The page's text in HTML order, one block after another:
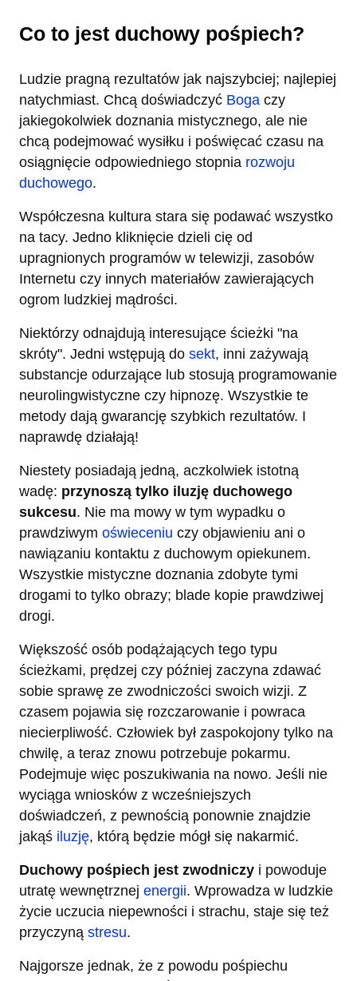
Co to jest duchowy pośpiech?
Ludzie pragną rezultatów jak najszybciej; najlepiej
natychmiast. Chcą doświadczyć Boga czy
jakiegokolwiek doznania mistycznego, ale nie
chcą podejmować wysiłku i poświęcać czasu na
osiągnięcie odpowiedniego stopnia rozwoju
duchowego.
Współczesna kultura stara się podawać wszystko
na tacy. Jedno kliknięcie dzieli cię od
upragnionych programów w telewizji, zasobów
Internetu czy innych materiałów zawierających
ogrom ludzkiej mądrości.
Niektórzy odnajdują interesujące ścieżki "na
skróty". Jedni wstępują do sekt, inni zażywają
substancje odurzające lub stosują programowanie
neurolingwistyczne czy hipnozę. Wszystkie te
metody dają gwarancję szybkich rezultatów. I
naprawdę działają!
Niestety posiadają jedną, aczkolwiek istotną
wadę: przynoszą tylko iluzję duchowego
sukcesu. Nie ma mowy w tym wypadku o
prawdziwym oświeceniu czy objawieniu ani o
nawiązaniu kontaktu z duchowym opiekunem.
Wszystkie mistyczne doznania zdobyte tymi
drogami to tylko obrazy; blade kopie prawdziwej
drogi.
Większość osób podążających tego typu
ścieżkami, prędzej czy później zaczyna zdawać
sobie sprawę ze zwodniczości swoich wizji. Z
czasem pojawia się rozczarowanie i powraca
niecierpliwość. Człowiek był zaspokojony tylko na
chwilę, a teraz znowu potrzebuje pokarmu.
Podejmuje więc poszukiwania na nowo. Jeśli nie
wyciąga wniosków z wcześniejszych
doświadczeń, z pewnością ponownie znajdzie
jakąś iluzję, którą będzie mógł się nakarmić.
Duchowy pośpiech jest zwodniczy i powoduje
utratę wewnętrznej energii. Wprowadza w ludzkie
życie uczucia niepewności i strachu, staje się też
przyczyną stresu.
Najgorsze jednak, że z powodu pośpiechu